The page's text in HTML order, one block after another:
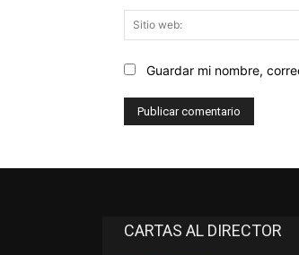
Guardar mi nombre,
CARTAS AL DIRECTOR